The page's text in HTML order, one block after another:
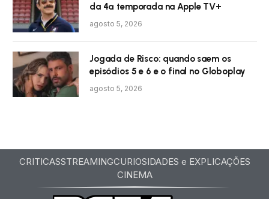
da 4ª temporada na Apple TV+
agosto 5, 2026
Jogada de Risco: quando saem os
episódios 5 e 6 e o final no Globoplay
agosto 5, 2026
CRITICASSTREAMINGCURIOSIDADES e EXPLICAÇÕES
CINEMA